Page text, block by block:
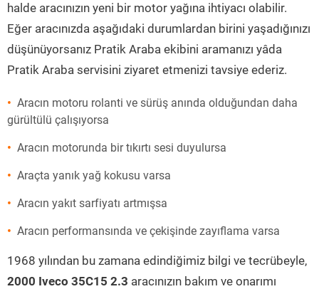
halde aracınızın yeni bir motor yağına ihtiyacı olabilir.
Eğer aracınızda aşağıdaki durumlardan birini yaşadığınızı
düşünüyorsanız Pratik Araba ekibini aramanızı yâda
Pratik Araba servisini ziyaret etmenizi tavsiye ederiz.
Aracın motoru rolanti ve sürüş anında olduğundan daha
gürültülü çalışıyorsa
Aracın motorunda bir tıkırtı sesi duyulursa
Araçta yanık yağ kokusu varsa
Aracın yakıt sarfiyatı artmışsa
Aracın performansında ve çekişinde zayıflama varsa
1968 yılından bu zamana edindiğimiz bilgi ve tecrübeyle,
2000 Iveco 35C15 2.3 aracınızın bakım ve onarımı